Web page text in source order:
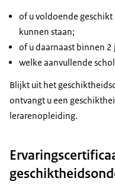
of u voldoende
kunnen staan;
of u daarnaast binnen
welke aanvullende
Blijkt uit het
ontvangt u een
lerarenopleiding.